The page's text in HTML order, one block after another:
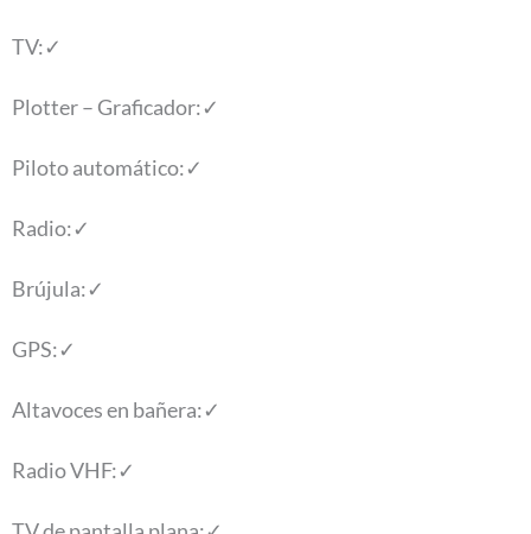
TV:✓
Plotter – Graficador:✓
Piloto automático:✓
Radio:✓
Brújula:✓
GPS:✓
Altavoces en bañera:✓
Radio VHF:✓